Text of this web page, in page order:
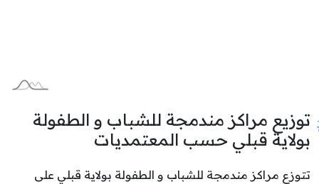
توزيع مراكز مندمجة للشباب و الطفولة
بولاية قبلي حسب المعتمديات
تتوزع مراكز مندمجة للشباب و الطفولة بولاية قبلي على